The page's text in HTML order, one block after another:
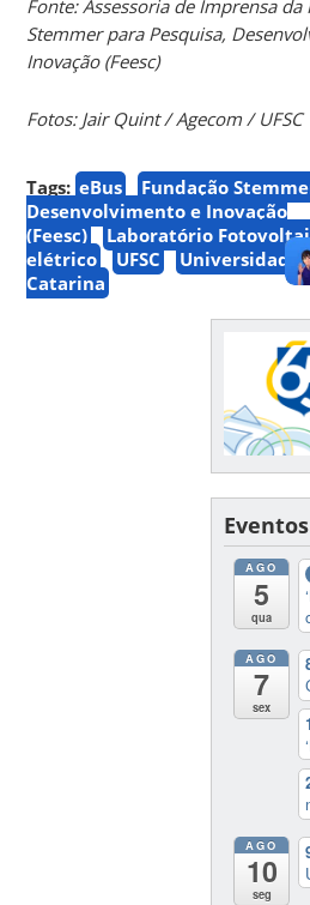
Fonte: Assessoria de Imprensa da
Stemmer para Pesquisa,
Inovação (Feesc)
Fotos: Jair Quint / Agecom / UFSC
Tags: eBus
Fundação
Desenvolvimento e Inovação
(Feesc)
Laboratório
elétrico
UFSC
Universidade
Catarina
Eventos
AGO
5
qua
AGO
7
sex
AGO
10
seg